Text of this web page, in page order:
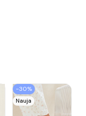
−30%
Nauja